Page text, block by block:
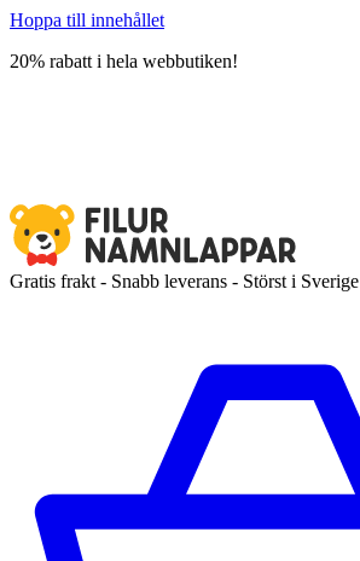
Hoppa till innehållet
20% rabatt i hela webbutiken!
Gratis frakt - Snabb leverans - Störst i Sverige